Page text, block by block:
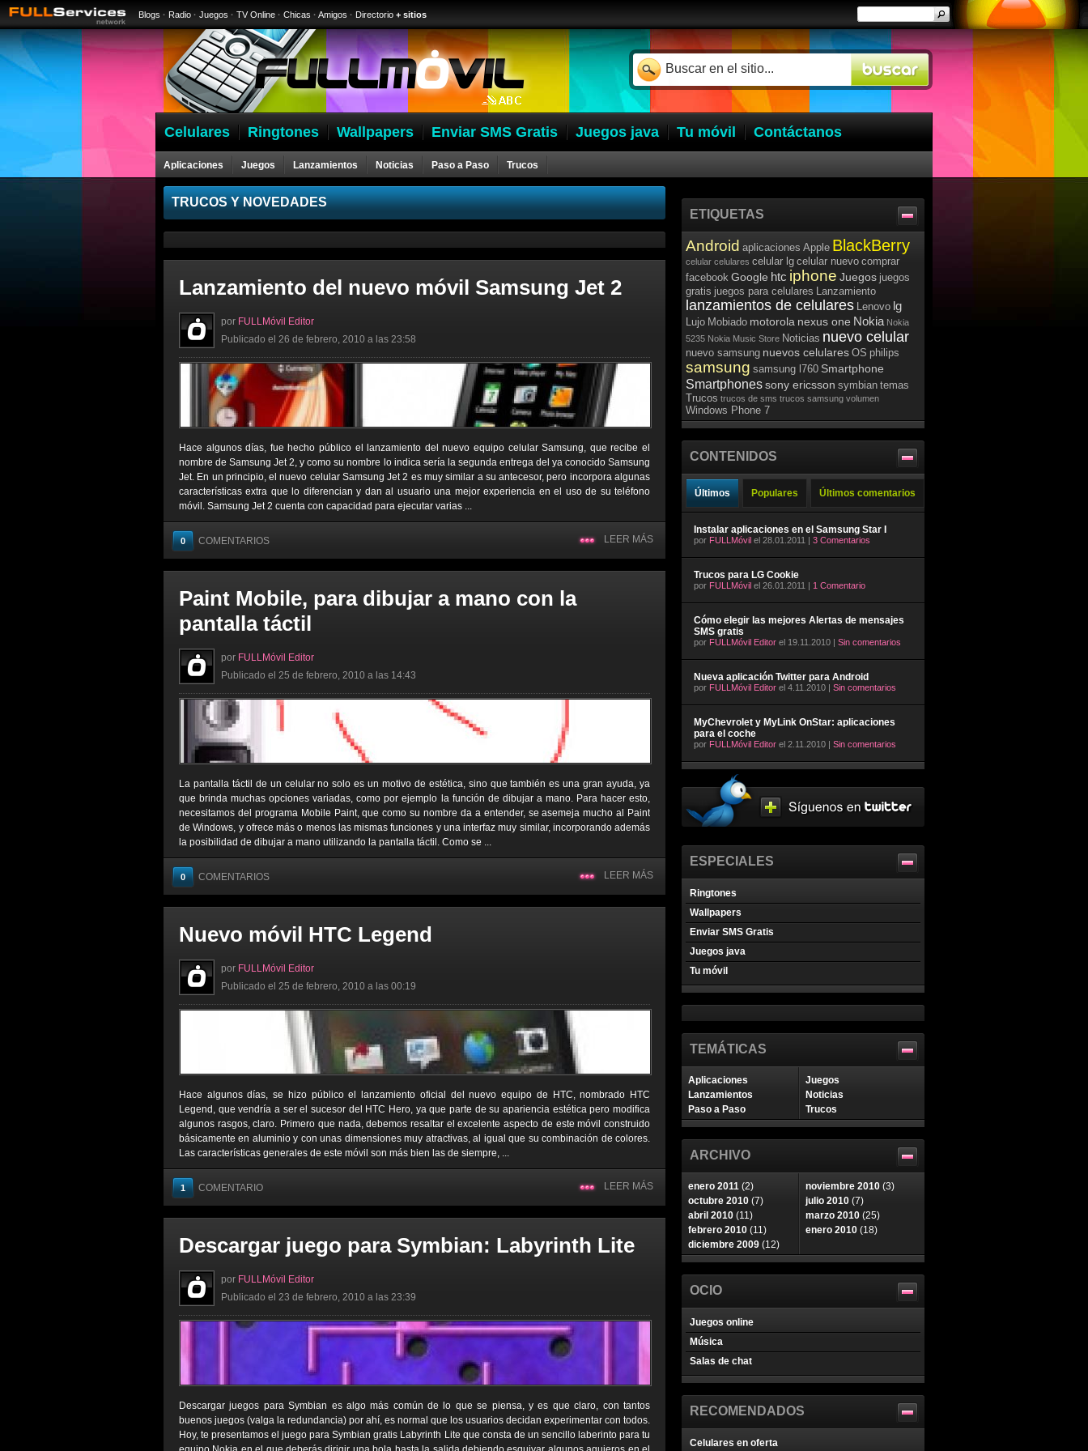
Blogs · Radio · Juegos · TV Online · Chicas · Amigos · Directorio + sitios
Celulares Ringtones Wallpapers Enviar SMS Gratis Juegos java Tu móvil Contáctanos
Aplicaciones Juegos Lanzamientos Noticias Paso a Paso Trucos
Celulares
TRUCOS Y NOVEDADES
Lanzamiento del nuevo móvil Samsung Jet 2
por FULLMóvil Editor
Publicado el 26 de febrero, 2010 a las 23:58
Hace algunos días, fue hecho público el lanzamiento del nuevo equipo celular Samsung, que recibe el
nombre de Samsung Jet 2, y como su nombre lo indica sería la segunda entrega del ya conocido Samsung
Jet. En un principio, el nuevo celular Samsung Jet 2 es muy similar a su antecesor, pero incorpora algunas
características extra que lo diferencian y dan al usuario una mejor experiencia en el uso de su teléfono
móvil. Samsung Jet 2 cuenta con capacidad para ejecutar varias ...
0 COMENTARIOS LEER MÁS
Paint Mobile, para dibujar a mano con la
pantalla táctil
por FULLMóvil Editor
Publicado el 25 de febrero, 2010 a las 14:43
La pantalla táctil de un celular no solo es un motivo de estética, sino que también es una gran ayuda, ya
que brinda muchas opciones variadas, como por ejemplo la función de dibujar a mano. Para hacer esto,
necesitamos del programa Mobile Paint, que como su nombre da a entender, se asemeja mucho al Paint
de Windows, y ofrece más o menos las mismas funciones y una interfaz muy similar, incorporando además
la posibilidad de dibujar a mano utilizando la pantalla táctil. Como se ...
0 COMENTARIOS LEER MÁS
Nuevo móvil HTC Legend
por FULLMóvil Editor
Publicado el 25 de febrero, 2010 a las 00:19
Hace algunos días, se hizo público el lanzamiento oficial del nuevo equipo de HTC, nombrado HTC
Legend, que vendría a ser el sucesor del HTC Hero, ya que parte de su apariencia estética pero modifica
algunos rasgos, claro. Primero que nada, debemos resaltar el excelente aspecto de este móvil construido
básicamente en aluminio y con unas dimensiones muy atractivas, al igual que su combinación de colores.
Las características generales de este móvil son más bien las de siempre, ...
1 COMENTARIO LEER MÁS
Descargar juego para Symbian: Labyrinth Lite
por FULLMóvil Editor
Publicado el 23 de febrero, 2010 a las 23:39
Descargar juegos para Symbian es algo más común de lo que se piensa, y es que claro, con tantos
buenos juegos (valga la redundancia) por ahí, es normal que los usuarios decidan experimentar con todos.
Hoy, te presentamos el juego para Symbian gratis Labyrinth Lite que consta de un sencillo laberinto para tu
ETIQUETAS
Android aplicaciones Apple BlackBerry
celular celulares celular lg celular nuevo comprar
facebook Google htc iphone Juegos juegos
gratis juegos para celulares Lanzamiento
lanzamientos de celulares Lenovo lg
Lujo Mobiado motorola nexus one Nokia Nokia
5235 Nokia Music Store Noticias nuevo celular
nuevo samsung nuevos celulares OS philips
samsung samsung l760 Smartphone
Smartphonessony ericsson symbian temas
Trucos trucos de sms trucos samsung volumen
Windows Phone 7
CONTENIDOS
Últimos Populares Últimos comentarios
Instalar aplicaciones en el Samsung Star I
por FULLMóvil el 28.01.2011 | 3 Comentarios
Trucos para LG Cookie
por FULLMóvil el 26.01.2011 | 1 Comentario
Cómo elegir las mejores Alertas de mensajes
SMS gratis
por FULLMóvil Editor el 19.11.2010 | Sin comentarios
Nueva aplicación Twitter para Android
por FULLMóvil Editor el 4.11.2010 | Sin comentarios
MyChevrolet y MyLink OnStar: aplicaciones
para el coche
por FULLMóvil Editor el 2.11.2010 | Sin comentarios
ESPECIALES
Ringtones
Wallpapers
Enviar SMS Gratis
Juegos java
Tu móvil
TEMÁTICAS
Aplicaciones
Juegos
Lanzamientos
Noticias
Paso a Paso
Trucos
ARCHIVO
enero 2011 (2) noviembre 2010 (3)
octubre 2010 (7) julio 2010 (7)
abril 2010 (11) marzo 2010 (25)
febrero 2010 (11) enero 2010 (18)
diciembre 2009 (12)
OCIO
Juegos online
Música
Salas de chat
RECOMENDADOS
Celulares en oferta